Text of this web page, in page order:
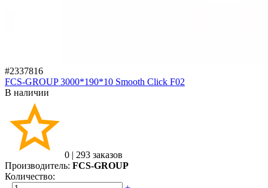
#2337816
FCS-GROUP 3000*190*10 Smooth Click F02
В наличии
0 | 293 заказов
Производитель: FCS-GROUP
Количество: